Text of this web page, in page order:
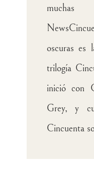
oscuras es
trilogía
inició con
Grey, y
Cincuenta